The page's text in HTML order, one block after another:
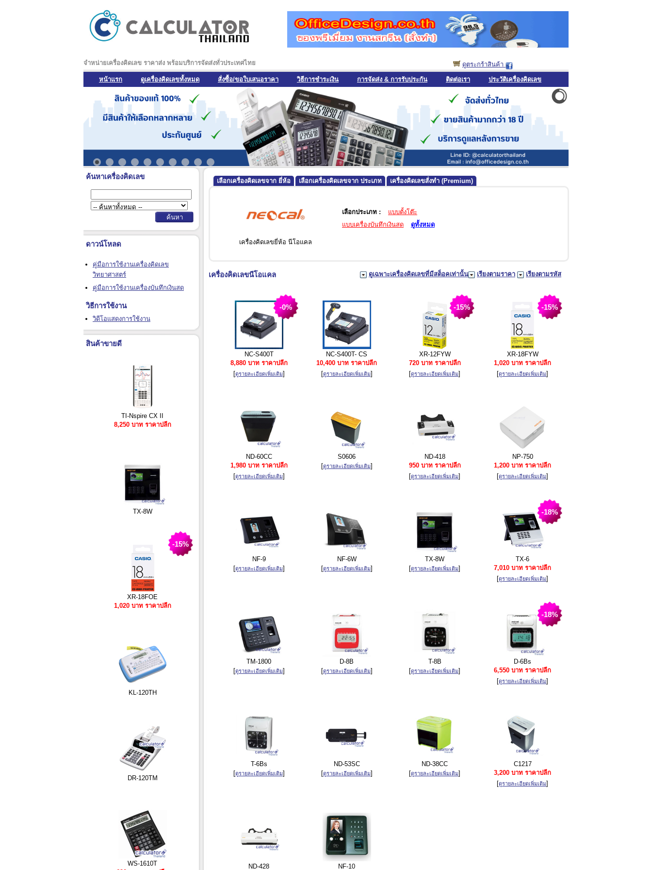
จำหน่ายเครื่องคิดเลข ราคาส่ง พร้อมบริการจัดส่งทั่วประเทศไทย ดูตระกร้าสินค้า
หน้าแรก ดูเครื่องคิดเลขทั้งหมด สั่งซื้อ/ขอใบเสนอราคา วิธีการชำระเงิน การจัดส่ง & การรับประกัน ติดต่อเรา ประวัติเครื่องคิดเลข
ค้นหาเครื่องคิดเลข
ดาวน์โหลด
คู่มือการใช้งานเครื่องคิดเลข
วิทยาศาสตร์
คู่มือการใช้งานเครื่องบันทึกเงินสด
วิธีการใช้งาน
วิดีโอแสดงการใช้งาน
สินค้าขายดี
TI-Nspire CX II
8,250 บาท ราคาปลีก
TX-8W
XR-18FOE
1,020 บาท ราคาปลีก
-15%
KL-120TH
DR-120TM
WS-1610T
เลือกเครื่องคิดเลขจาก ยี่ห้อ เลือกเครื่องคิดเลขจาก ประเภท เครื่องคิดเลขสั่งทำ (Premium)
เครื่องคิดเลขยี่ห้อ นีโอแคล
เลือกประเภท :
แบบตั้งโต๊ะ
แบบเครื่องบันทึกเงินสด
ดูทั้งหมด
เครื่องคิดเลขนีโอแคล ดูเฉพาะเครื่องคิดเลขที่มีสต็อคเท่านั้น เรียงตามราคา เรียงตามรหัส
NC-S400T
8,880 บาท ราคาปลีก
[ดูรายละเอียดเพิ่มเติม]
-0%
NC-S400T- CS
10,400 บาท ราคาปลีก
[ดูรายละเอียดเพิ่มเติม]
XR-12FYW
720 บาท ราคาปลีก
[ดูรายละเอียดเพิ่มเติม]
-15%
XR-18FYW
1,020 บาท ราคาปลีก
[ดูรายละเอียดเพิ่มเติม]
-15%
ND-60CC
1,980 บาท ราคาปลีก
[ดูรายละเอียดเพิ่มเติม]
S0606
[ดูรายละเอียดเพิ่มเติม]
ND-418
950 บาท ราคาปลีก
[ดูรายละเอียดเพิ่มเติม]
NP-750
1,200 บาท ราคาปลีก
[ดูรายละเอียดเพิ่มเติม]
NF-9
[ดูรายละเอียดเพิ่มเติม]
NF-6W
[ดูรายละเอียดเพิ่มเติม]
TX-8W
[ดูรายละเอียดเพิ่มเติม]
TX-6
7,010 บาท ราคาปลีก
[ดูรายละเอียดเพิ่มเติม]
-18%
TM-1800
[ดูรายละเอียดเพิ่มเติม]
D-8B
[ดูรายละเอียดเพิ่มเติม]
T-8B
[ดูรายละเอียดเพิ่มเติม]
D-6Bs
6,550 บาท ราคาปลีก
[ดูรายละเอียดเพิ่มเติม]
-18%
T-6Bs
[ดูรายละเอียดเพิ่มเติม]
ND-53SC
[ดูรายละเอียดเพิ่มเติม]
ND-38CC
[ดูรายละเอียดเพิ่มเติม]
C1217
3,200 บาท ราคาปลีก
[ดูรายละเอียดเพิ่มเติม]
ND-428 NF-10